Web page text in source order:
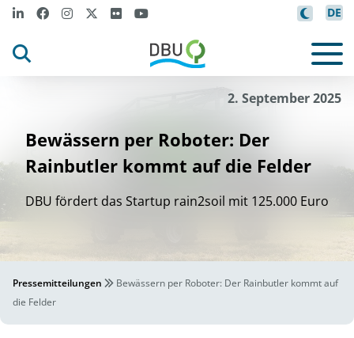
DE
©
ra
i n2so
i l
Gm
2. September 2025
Bewässern per Roboter: Der
Rainbutler kommt auf die Felder
DBU fördert das Startup rain2soil mit 125.000 Euro
Pressemitteilungen
Bewässern per Roboter: Der Rainbutler kommt auf
die Felder